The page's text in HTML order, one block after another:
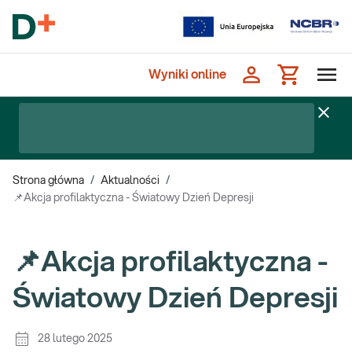
Wyniki online
Strona główna / Aktualności
/
📌Akcja profilaktyczna - Światowy Dzień Depresji
📌Akcja profilaktyczna -
Światowy Dzień Depresji
28 lutego 2025